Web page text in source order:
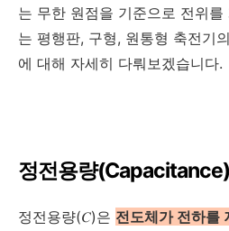
는 무한 원점을 기준으로 전위
는 평행판, 구형, 원통형 축전기
에 대해 자세히 다뤄보겠습니다.
정전용량(Capacitance)
정전용량(𝐶)은 전도체가 전하를